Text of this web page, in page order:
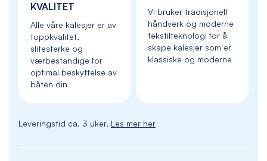
KVALITET
Alle våre kalesjer er av
toppkvalitet,
slitesterke og
værbestandige for
optimal beskyttelse av
båten din
Vi bruker tradisjonelt
håndverk og moderne
tekstilteknologi for å
skape kalesjer som er
klassiske og moderne
Leveringstid ca. 3 uker. Les mer her